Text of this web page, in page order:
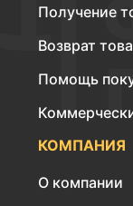
Получение
Возврат
Помощь
КОМПАНИЯ
О компании